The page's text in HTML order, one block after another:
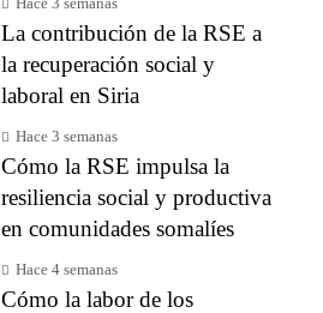
La contribución de la RSE a
la recuperación social y
laboral en Siria
Hace 3 semanas
Cómo la RSE impulsa la
resiliencia social y productiva
en comunidades somalíes
Hace 4 semanas
Cómo la labor de los